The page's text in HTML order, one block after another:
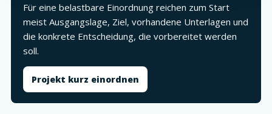
Für eine belastbare Einordnung reichen zum Start
meist Ausgangslage, Ziel, vorhandene Unterlagen und
die konkrete Entscheidung, die vorbereitet werden
soll.
Projekt kurz einordnen